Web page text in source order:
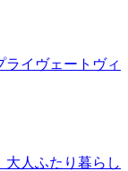
イヴェートヴィ
大人ふたり暮らし